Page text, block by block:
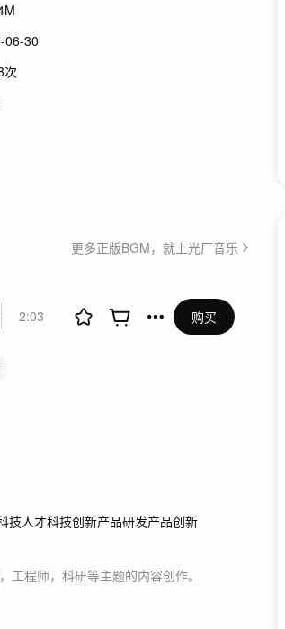
06-30
次
更多正版BGM，就上光厂音乐
2:03 购买
技人才科技创新产品研发产品创新
工程师，科研等主题的内容创作。